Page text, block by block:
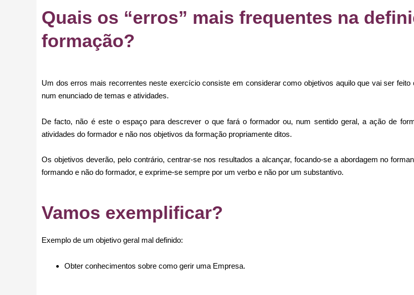
Quais os “erros” mais frequentes na
formação?
Um dos erros mais recorrentes neste exercício consiste em considerar como objetivos aquilo que vai ser
num enunciado de temas e atividades.
De facto, não é este o espaço para descrever o que fará o formador ou, num sentido geral, a ação de
atividades do formador e não nos objetivos da formação propriamente ditos.
Os objetivos deverão, pelo contrário, centrar-se nos resultados a alcançar, focando-se a abordagem no
formando e não do formador, e exprime-se sempre por um verbo e não por um substantivo.
Vamos exemplificar?
Exemplo de um objetivo geral mal definido:
Obter conhecimentos sobre como gerir uma Empresa.